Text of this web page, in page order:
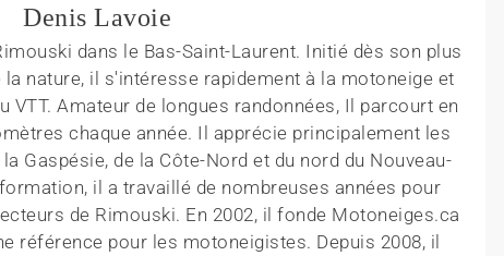
Denis Lavoie
dans le Bas-Saint-Laurent. Initié dès son plus
nature, il s'intéresse rapidement à la motoneige et
VTT. Amateur de longues randonnées, Il parcourt en
chaque année. Il apprécie principalement les
Gaspésie, de la Côte-Nord et du nord du Nouveau-
il a travaillé de nombreuses années pour
de Rimouski. En 2002, il fonde Motoneiges.ca
référence pour les motoneigistes. Depuis 2008, il